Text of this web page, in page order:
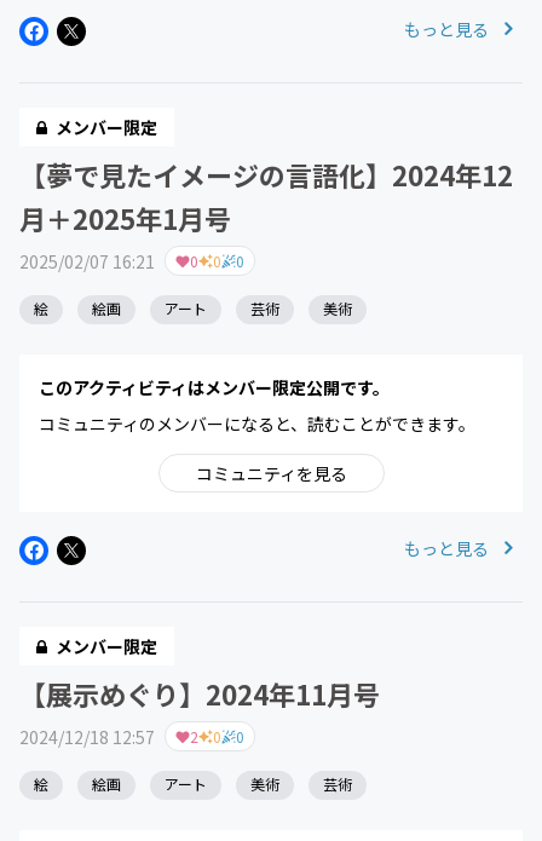
もっと見る
メンバー限定
【夢で見たイメージの言語化】2024年12
月＋2025年1月号
2025/02/07 16:21 0 0 0
絵 絵画 アート 芸術 美術
このアクティビティはメンバー限定公開です。
コミュニティのメンバーになると、読むことができます。
コミュニティを見る
もっと見る
メンバー限定
【展示めぐり】2024年11月号
2024/12/18 12:57 2 0 0
絵 絵画 アート 美術 芸術